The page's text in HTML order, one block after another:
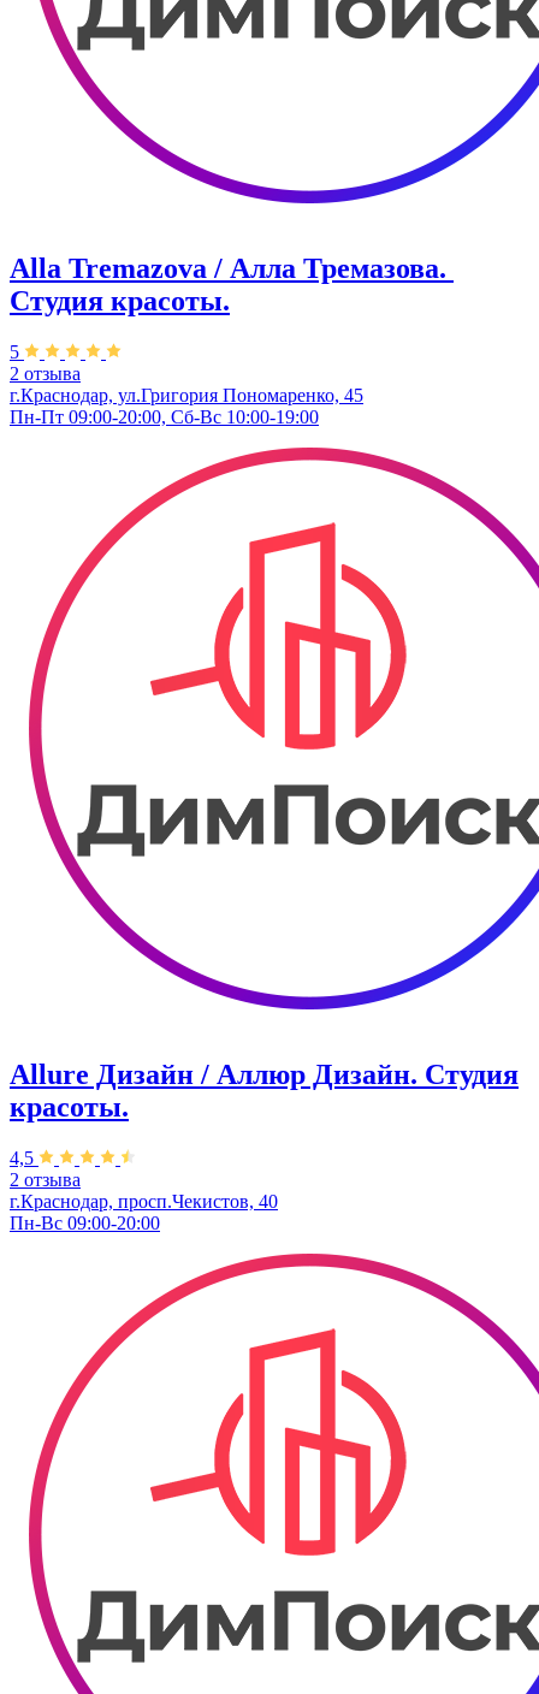
Alla Tremazova / Алла Тремазова. ​
Студия красоты.
5
2 отзыва
г.Краснодар, ул.​Григория Пономаренко, 45
Пн-Пт 09:00-20:00, Сб-Вс 10:00-19:00
Allure Дизайн / Аллюр Дизайн. Студия
красоты.
4,5
2 отзыва
г.Краснодар, просп.Чекистов, 40
Пн-Вс 09:00-20:00